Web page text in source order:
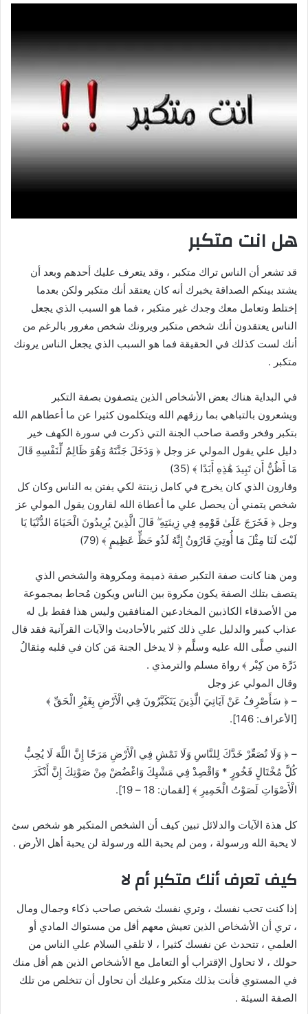
هل انت متكبر
قد تشعر أن الناس تراك متكبر ، وقد يتعرف عليك أحدهم وبعد أن
يشتد بينكم الصداقة يخبرك أنه كان يعتقد أنك متكبر ولكن بعدما
إختلط وتعامل معك وجدك غير متكبر ، فما هو السبب الذي يجعل
الناس يعتقدون أنك شخص متكبر ويرونك شخص مغرور بالرغم من
أنك لست كذلك في الحقيقة فما هو السبب الذي يجعل الناس يرونك
متكبر .
في البداية هناك بعض الأشخاص الذين يتصفون بصفة التكبر
ويشعرون بالتباهي بما رزقهم الله ويتكلمون كثيرا عن ما أعطاهم الله
بتكبر وفخر وقصة صاحب الجنة التي ذكرت في سورة الكهف خير
دليل علي يقول المولي عز وجل ﴿ وَدَخَلَ جَنَّتَهُ وَهُوَ ظَالِمٌ لِّنَفْسِهِ قَالَ
مَا أَظُنُّ أَن تَبِيدَ هَٰذِهِ أَبَدًا ﴾ (35)
وقارون الذي كان يخرج في كامل زينتة لكي يفتن به الناس وكان كل
شخص يتمني أن يحصل علي ما أعطاة الله لقارون يقول المولي عز
وجل ﴿ فَخَرَجَ عَلَىٰ قَوْمِهِ فِي زِينَتِهِ ۖ قَالَ الَّذِينَ يُرِيدُونَ الْحَيَاةَ الدُّنْيَا يَا
لَيْتَ لَنَا مِثْلَ مَا أُوتِيَ قَارُونُ إِنَّهُ لَذُو حَظٍّ عَظِيمٍ ﴾ (79)
ومن هنا كانت صفة التكبر صفة ذميمة ومكروهة والشخص الذي
يتصف بتلك الصفة يكون مكروة بين الناس ويكون مُحاط بمجموعة
من الأصدقاء الكاذبين المخادعين المنافقين وليس هذا فقط بل له
عذاب كبير والدليل علي ذلك كثير بالأحاديث والآيات القرآنية فقد قال
النبي صلَّى الله عليه وسلَّم ﴿ لا يدخل الجنة مَن كان في قلبه مِثقالُ
ذَرَّة من كِبْر ﴾ رواة مسلم والترمذي .
وقال المولي عز وجل
– ﴿ سَأَصْرِفُ عَنْ آيَاتِيَ الَّذِينَ يَتَكَبَّرُونَ فِي الْأَرْضِ بِغَيْرِ الْحَقِّ ﴾
[الأعراف: 146].
– ﴿ وَلَا تُصَعِّرْ خَدَّكَ لِلنَّاسِ وَلَا تَمْشِ فِي الْأَرْضِ مَرَحًا إِنَّ اللَّهَ لَا يُحِبُّ
كُلَّ مُخْتَالٍ فَخُورٍ * وَاقْصِدْ فِي مَشْيِكَ وَاغْضُضْ مِنْ صَوْتِكَ إِنَّ أَنْكَرَ
الْأَصْوَاتِ لَصَوْتُ الْحَمِيرِ ﴾ [لقمان: 18 – 19].
كل هذة الآيات والدلائل تبين كيف أن الشخص المتكبر هو شخص سئ
لا يحبة الله ورسولة ، ومن لم يحبة الله ورسولة لن يحبة أهل الأرض .
كيف تعرف أنك متكبر أم لا
إذا كنت تحب نفسك ، وتري نفسك شخص صاحب ذكاء وجمال ومال
، تري أن الأشخاص الذين تعيش معهم أقل من مستواك المادي أو
العلمي ، تتحدث عن نفسك كثيرا ، لا تلقي السلام علي الناس من
حولك ، لا تحاول الإقتراب أو التعامل مع الأشخاص الذين هم أقل منك
في المستوي فأنت بذلك متكبر وعليك أن تحاول أن تتخلص من تلك
الصفة السيئة .